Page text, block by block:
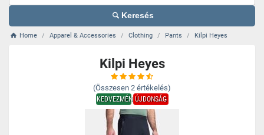
Keresés
Home Apparel & Accessories Clothing Pants Kilpi Heyes
Kilpi Heyes
(Összesen 2 értékelés)
KEDVEZMÉNYÚJDONSÁG